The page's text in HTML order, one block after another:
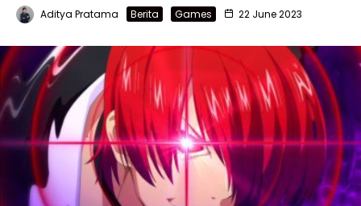
Aditya Pratama Berita Games 22 June 2023